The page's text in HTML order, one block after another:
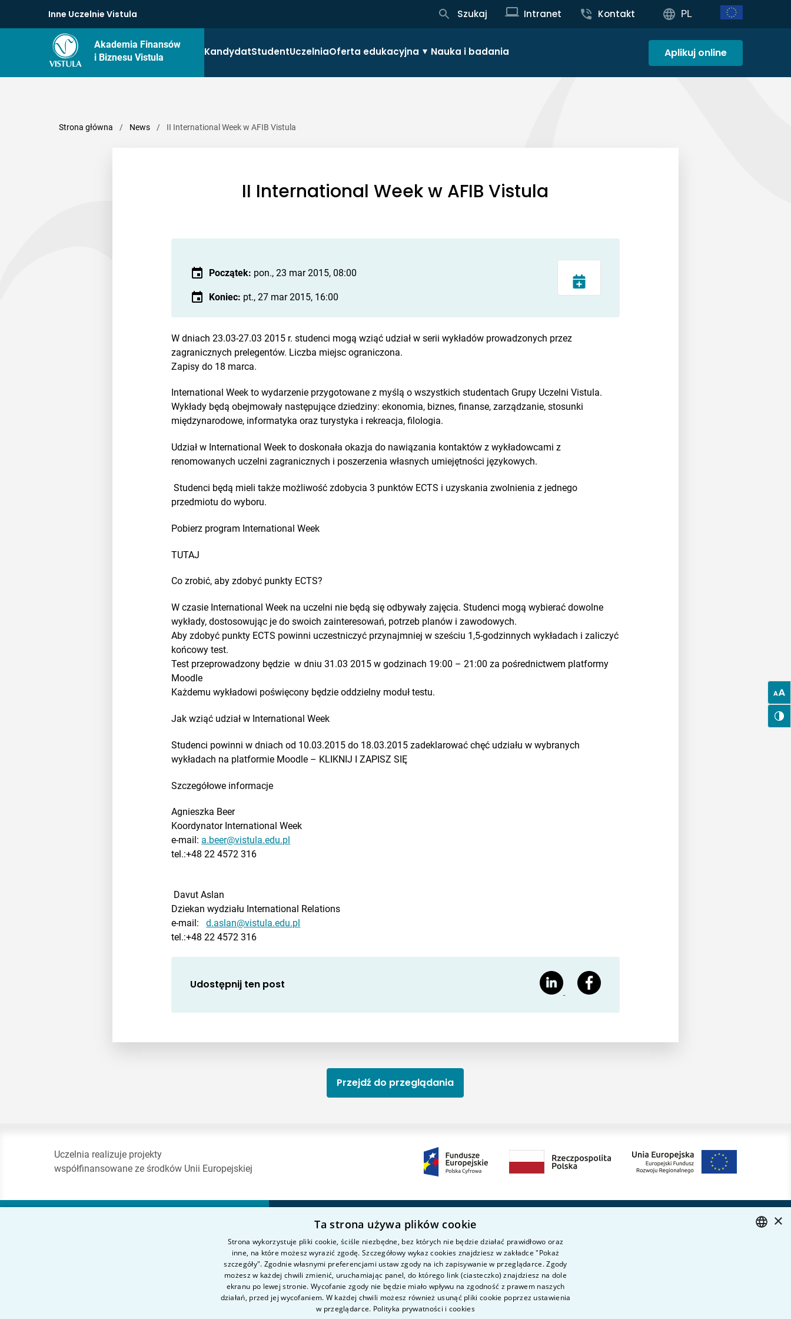
Inne Uczelnie Vistula Szukaj Intranet Kontakt PL
Akademia Finansów
i Biznesu Vistula
KandydatStudentUczelniaOferta edukacyjna Nauka i badania Aplikuj online
Strona główna / News / II International Week w AFIB Vistula
II International Week w AFIB Vistula
Początek: pon., 23 mar 2015, 08:00
Koniec: pt., 27 mar 2015, 16:00
W dniach 23.03-27.03 2015 r. studenci mogą wziąć udział w serii wykładów prowadzonych przez
zagranicznych prelegentów. Liczba miejsc ograniczona.
Zapisy do 18 marca.
International Week to wydarzenie przygotowane z myślą o wszystkich studentach Grupy Uczelni Vistula.
Wykłady będą obejmowały następujące dziedziny: ekonomia, biznes, finanse, zarządzanie, stosunki
międzynarodowe, informatyka oraz turystyka i rekreacja, filologia.
Udział w International Week to doskonała okazja do nawiązania kontaktów z wykładowcami z
renomowanych uczelni zagranicznych i poszerzenia własnych umiejętności językowych.
Studenci będą mieli także możliwość zdobycia 3 punktów ECTS i uzyskania zwolnienia z jednego
przedmiotu do wyboru.
Pobierz program International Week
TUTAJ
Co zrobić, aby zdobyć punkty ECTS?
W czasie International Week na uczelni nie będą się odbywały zajęcia. Studenci mogą wybierać dowolne
wykłady, dostosowując je do swoich zainteresowań, potrzeb planów i zawodowych.
Aby zdobyć punkty ECTS powinni uczestniczyć przynajmniej w sześciu 1,5-godzinnych wykładach i zaliczyć
końcowy test.
Test przeprowadzony będzie w dniu 31.03 2015 w godzinach 19:00 – 21:00 za pośrednictwem platformy
Moodle
Każdemu wykładowi poświęcony będzie oddzielny moduł testu.
Jak wziąć udział w International Week
Studenci powinni w dniach od 10.03.2015 do 18.03.2015 zadeklarować chęć udziału w wybranych
wykładach na platformie Moodle – KLIKNIJ I ZAPISZ SIĘ
Szczegółowe informacje
Agnieszka Beer
Koordynator International Week
e-mail: a.beer@vistula.edu.pl
tel.:+48 22 4572 316
Davut Aslan
Dziekan wydziału International Relations
e-mail:d.aslan@vistula.edu.pl
tel.:+48 22 4572 316
Udostępnij ten post
Przejdź do przeglądania
Uczelnia realizuje projekty
współfinansowane ze środków Unii Europejskiej
Kierunki studiów
O uczelni
Kandydat
Student
Nauka i badania
Intranet
Kontakt
Kariera na uczelni
Polityka prywatności
Dane Osobowe
×
Ta strona używa plików cookie
Strona wykorzystuje pliki cookie, ściśle niezbędne, bez których nie będzie działać prawidłowo oraz
inne, na które możesz wyrazić zgodę. Szczegółowy wykaz cookies znajdziesz w zakładce "Pokaż
szczegóły". Zgodnie własnymi preferencjami ustaw zgody na ich zapisywanie w przeglądarce. Zgody
możesz w każdej chwili zmienić, uruchamiając panel, do którego link (ciasteczko) znajdziesz na dole
ekranu po lewej stronie. Wycofanie zgody nie będzie miało wpływu na zgodność z prawem naszych
działań, przed jej wycofaniem. W każdej chwili możesz również usunąć pliki cookie poprzez ustawienia
w przeglądarce. Polityka prywatności i cookies